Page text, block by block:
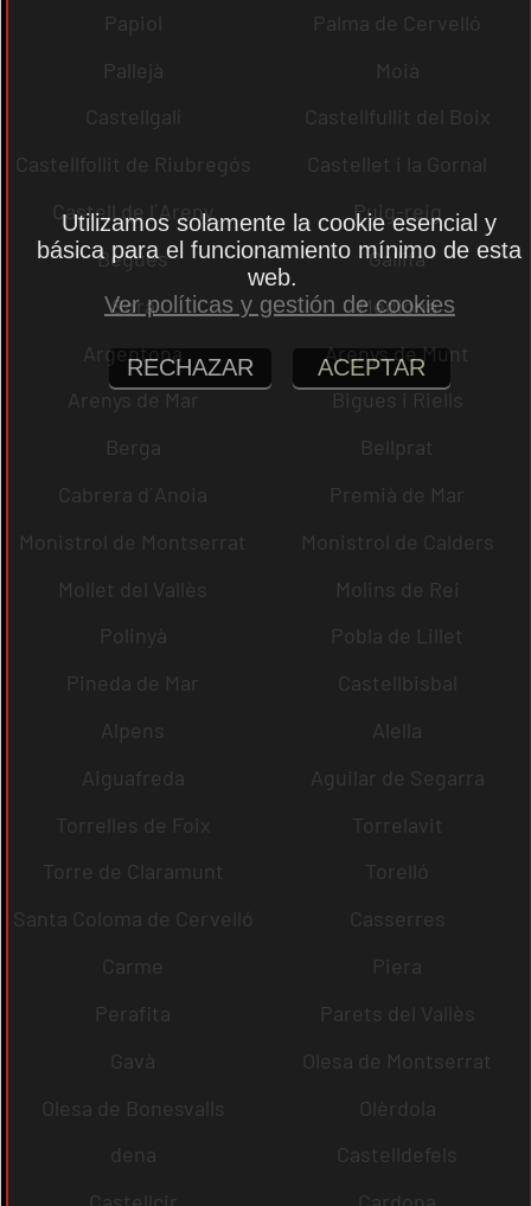
Papiol
Palma de Cervelló
Pallejà
Moià
Castellgalí
Castellfullit del Boix
Castellfollit de Riubregós
Castellet i la Gornal
Castell de l´Areny
Puig-reig
Begues
Gallifa
Sora
Mediona
Argentona
Arenys de Munt
Arenys de Mar
Bigues i Riells
Berga
Bellprat
Cabrera d´Anoia
Premià de Mar
Monistrol de Montserrat
Monistrol de Calders
Mollet del Vallès
Molins de Rei
Polinyà
Pobla de Lillet
Pineda de Mar
Castellbisbal
Alpens
Alella
Aiguafreda
Aguilar de Segarra
Torrelles de Foix
Torrelavit
Torre de Claramunt
Torelló
Santa Coloma de Cervelló
Casserres
Carme
Piera
Perafita
Parets del Vallès
Gavà
Olesa de Montserrat
Olesa de Bonesvalls
Olèrdola
dena
Castelldefels
Utilizamos solamente la cookie esencial y
básica para el funcionamiento mínimo de esta
web.
Ver políticas y gestión de cookies
RECHAZAR ACEPTAR